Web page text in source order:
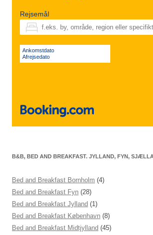
Rejsemål
Ankomstdato
Afrejsedato
B&B, BED AND BREAKFAST. JYLLAND, FYN,
Bed and Breakfast Bornholm (4)
Bed and Breakfast Fyn (28)
Bed and Breakfast Jylland (1)
Bed and Breakfast København (8)
Bed and Breakfast Midtjylland (45)